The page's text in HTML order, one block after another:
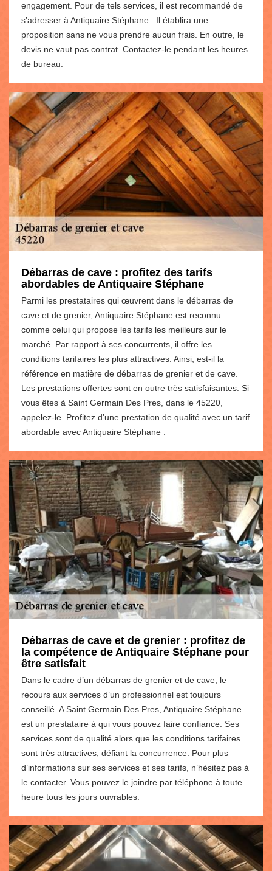
engagement. Pour de tels services, il est recommandé de
s’adresser à Antiquaire Stéphane . Il établira une
proposition sans ne vous prendre aucun frais. En outre, le
devis ne vaut pas contrat. Contactez-le pendant les heures
de bureau.
Débarras de cave : profitez des tarifs
abordables de Antiquaire Stéphane
Parmi les prestataires qui œuvrent dans le débarras de
cave et de grenier, Antiquaire Stéphane est reconnu
comme celui qui propose les tarifs les meilleurs sur le
marché. Par rapport à ses concurrents, il offre les
conditions tarifaires les plus attractives. Ainsi, est-il la
référence en matière de débarras de grenier et de cave.
Les prestations offertes sont en outre très satisfaisantes. Si
vous êtes à Saint Germain Des Pres, dans le 45220,
appelez-le. Profitez d’une prestation de qualité avec un tarif
abordable avec Antiquaire Stéphane .
Débarras de cave et de grenier : profitez de
la compétence de Antiquaire Stéphane pour
être satisfait
Dans le cadre d’un débarras de grenier et de cave, le
recours aux services d’un professionnel est toujours
conseillé. A Saint Germain Des Pres, Antiquaire Stéphane
est un prestataire à qui vous pouvez faire confiance. Ses
services sont de qualité alors que les conditions tarifaires
sont très attractives, défiant la concurrence. Pour plus
d’informations sur ses services et ses tarifs, n’hésitez pas à
le contacter. Vous pouvez le joindre par téléphone à toute
heure tous les jours ouvrables.